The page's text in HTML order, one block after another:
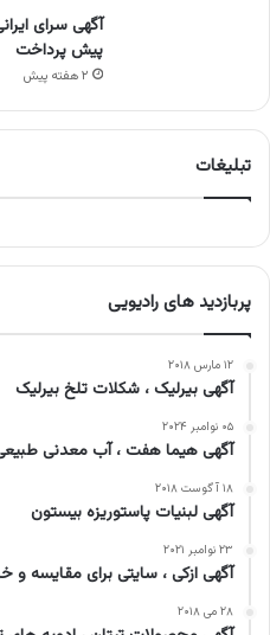
آگهی سرای
پیش پرداخت
۲ هفته پیش
تبلیغات
پربازدید های رادیویی
۱۲ مارس ۲۰۱۸
آگهی بیرلیک ، شکلات تلخ بیرلیک
۰۵ نوامبر ۲۰۲۴
آگهی هیما هفت ، آب معدنی
۱۸ آگوست ۲۰۱۸
آگهی لبنیات پاستوریزه بیستون
۲۳ نوامبر ۲۰۲۱
آگهی ازکی ، سایتی برای مقایسه و
۲۸ می ۲۰۱۸